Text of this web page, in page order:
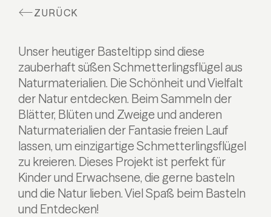
ZURÜCK
Unser heutiger Basteltipp sind diese
zauberhaft süßen Schmetterlingsflügel aus
Naturmaterialien. Die Schönheit und Vielfalt
der Natur entdecken. Beim Sammeln der
Blätter, Blüten und Zweige und anderen
Naturmaterialien der Fantasie freien Lauf
lassen, um einzigartige Schmetterlingsflügel
zu kreieren. Dieses Projekt ist perfekt für
Kinder und Erwachsene, die gerne basteln
und die Natur lieben. Viel Spaß beim Basteln
und Entdecken!